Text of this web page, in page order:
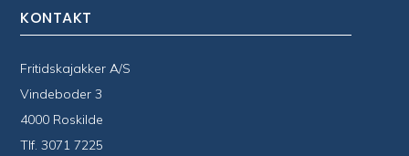
KONTAKT
Fritidskajakker A/S
Vindeboder 3
4000 Roskilde
Tlf.3071 7225